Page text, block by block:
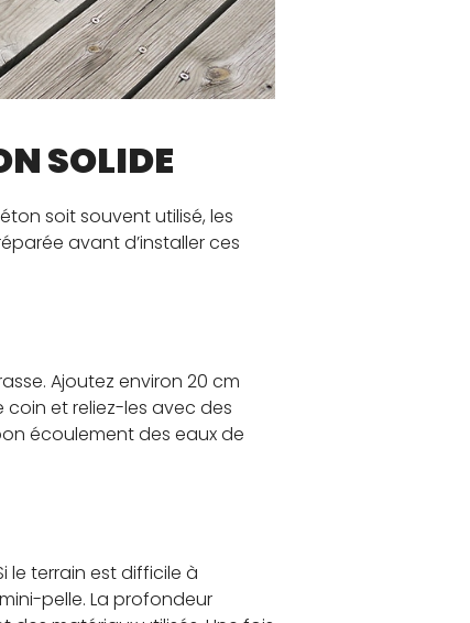
SOLIDE
soit souvent utilisé, les
avant d’installer ces
Ajoutez environ 20 cm
coin et reliez-les avec des
écoulement des eaux de
le terrain est difficile à
pelle. La profondeur